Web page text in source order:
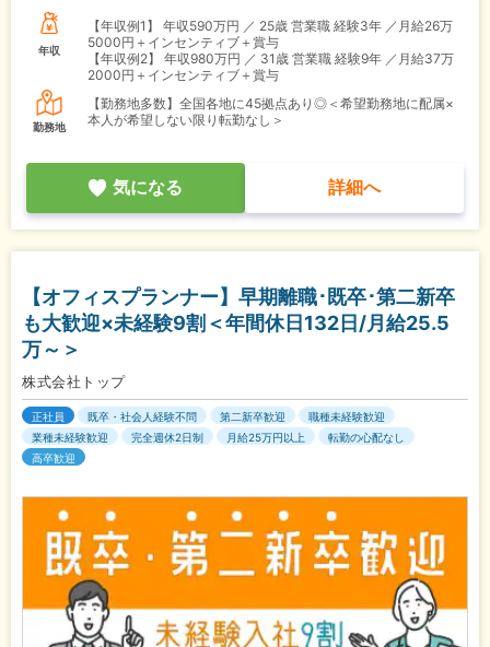
年収
【年収例1】
年収590万円 ／ 25歳 営業職 経験3年 ／月給26万
5000円＋インセンティブ＋賞与
【年収例2】
年収980万円 ／ 31歳 営業職 経験9年 ／月給37万
2000円＋インセンティブ＋賞与
勤務地
【勤務地多数】全国各地に45拠点あり◎＜希望勤務地に配属×
本人が希望しない限り転勤なし＞
気になる 詳細へ
【オフィスプランナー】早期離職･既卒･第二新卒
も大歓迎×未経験9割＜年間休日132日/月給25.5
万～＞
株式会社トップ
正社員 既卒・社会人経験不問 第二新卒歓迎
職種未経験歓迎
業種未経験歓迎
完全週休2日制 月給25万円以上
転勤の心配なし
高卒歓迎